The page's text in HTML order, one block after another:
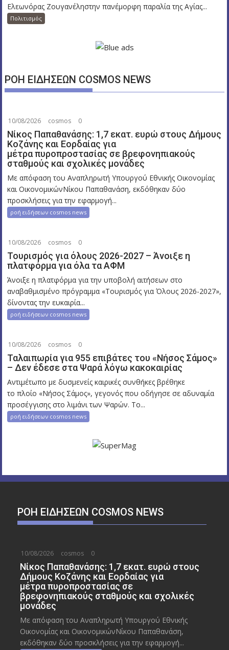
Ελεωνόρας Ζουγανέληστην πανέμορφη παραλία της Αγίας...
Πολιτισμός
ΡΟΗ ΕΙΔΗΣΕΩΝ COSMOS NEWS
10/08/2026 cosmos 0
Νίκος Παπαθανάσης: 1,7 εκατ. ευρώ στους Δήμους
Κοζάνης και Εορδαίας για
μέτρα πυροπροστασίας σε βρεφονηπιακούς
σταθμούς και σχολικές μονάδες
Με απόφαση του Αναπληρωτή Υπουργού Εθνικής Οικονομίας
και ΟικονομικώνΝίκου Παπαθανάση, εκδόθηκαν δύο
προσκλήσεις για την εφαρμογή...
ροή ειδήσεων cosmos news
10/08/2026 cosmos 0
Τουρισμός για όλους 2026-2027 – Άνοιξε η
πλατφόρμα για όλα τα ΑΦΜ
Άνοιξε η πλατφόρμα για την υποβολή αιτήσεων στο
αναβαθμισμένο πρόγραμμα «Τουρισμός για Όλους 2026-2027»,
δίνοντας την ευκαιρία...
ροή ειδήσεων cosmos news
10/08/2026 cosmos 0
Ταλαιπωρία για 955 επιβάτες του «Νήσος Σάμος»
– Δεν έδεσε στα Ψαρά λόγω κακοκαιρίας
Αντιμέτωπο με δυσμενείς καιρικές συνθήκες βρέθηκε
το πλοίο «Νήσος Σάμος», γεγονός που οδήγησε σε αδυναμία
προσέγγισης στο λιμάνι των Ψαρών. Το...
ροή ειδήσεων cosmos news
ΡΟΉ ΕΙΔΉΣΕΩΝ COSMOS NEWS
10/08/2026 cosmos 0
Νίκος Παπαθανάσης: 1,7 εκατ. ευρώ στους
Δήμους Κοζάνης και Εορδαίας για
μέτρα πυροπροστασίας σε
βρεφονηπιακούς σταθμούς και σχολικές
μονάδες
Με απόφαση του Αναπληρωτή Υπουργού Εθνικής
Οικονομίας και ΟικονομικώνΝίκου Παπαθανάση,
εκδόθηκαν δύο προσκλήσεις για την εφαρμογή...